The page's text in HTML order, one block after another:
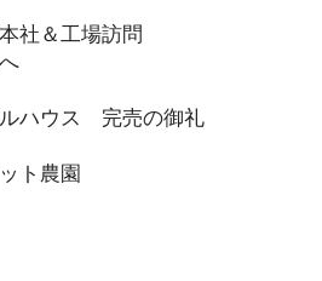
社＆工場訪問
ハウス 完売の御礼
ト農園